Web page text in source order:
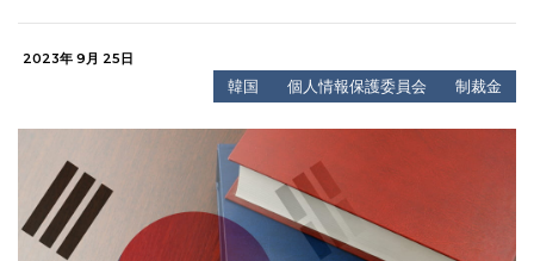
2023年 9月 25日
韓国 個人情報保護委員会 制裁金